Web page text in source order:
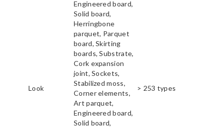
Look
Engineered board,
Solid board,
Herringbone
parquet, Parquet
board, Skirting
boards, Substrate,
Cork expansion
joint, Sockets,
Stabilized moss,
Corner elements,
Art parquet,
Engineered board,
Solid board,
> 253 types